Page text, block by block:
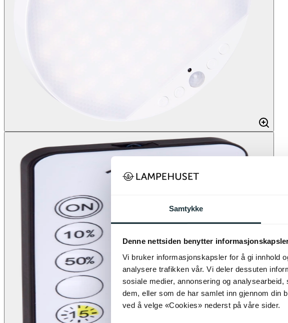
Samtykke
Denne nettsiden benytter
Vi bruker informasjonskapsler for å gi innhold
analysere trafikken vår. Vi deler dessuten
sosiale medier, annonsering og
dem, eller som de har samlet inn gjennom din
ved å velge «Cookies» nederst på våre sider.